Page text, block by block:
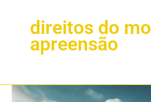
direitos do
apreensão
Buscas